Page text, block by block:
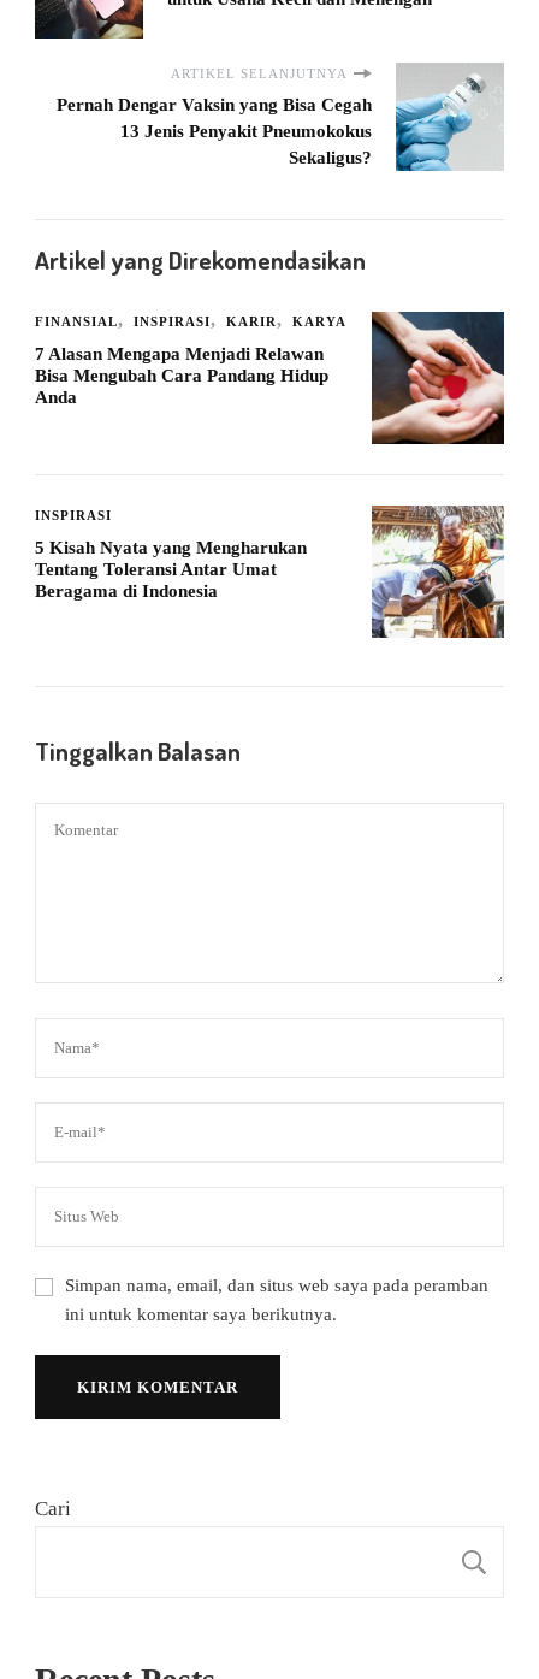
ARTIKEL SELANJUTNYA
Pernah Dengar Vaksin yang Bisa Cegah
13 Jenis Penyakit Pneumokokus
Sekaligus?
Artikel yang Direkomendasikan
FINANSIAL INSPIRASI KARIR KARYA
7 Alasan Mengapa Menjadi Relawan
Bisa Mengubah Cara Pandang Hidup
Anda
INSPIRASI
5 Kisah Nyata yang Mengharukan
Tentang Toleransi Antar Umat
Beragama di Indonesia
Tinggalkan Balasan
Simpan nama, email, dan situs web saya pada peramban
ini untuk komentar saya berikutnya.
Cari